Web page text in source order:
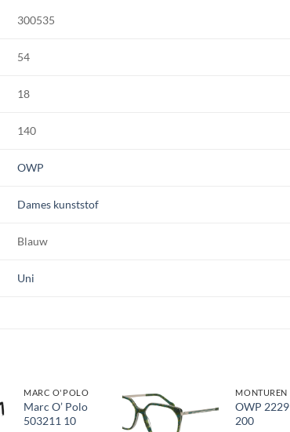
300535
54
18
140
OWP
Dames kunststof
Blauw
Uni
MARC O'POLO
Marc O’ Polo
503211 10
Toevoegen
MONTUREN
OWP 2229
200